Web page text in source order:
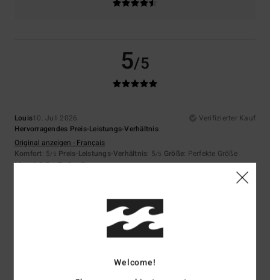
5/5
Louis10. Juli 2026
Verifizierter Kauf
Hervorragendes Preis-Leistungs-Verhältnis
Original anzeigen - Français
Komfort: 5/5 Preis-Leistungs-Verhältnis: 5/5 Größe: Perfekte Größe
Material: 5/5 Farbe: 5/5
5/5
Welcome!